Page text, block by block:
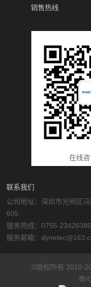
销售热线
在线
联系我们
公司地址：深圳市光明区
605
服务热线：0755-23426380
服务邮箱：
©版权所有 2018-
粤